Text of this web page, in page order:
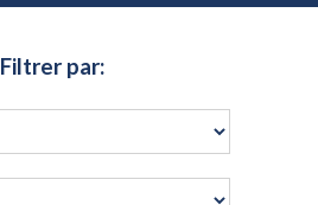
Filtrer par: